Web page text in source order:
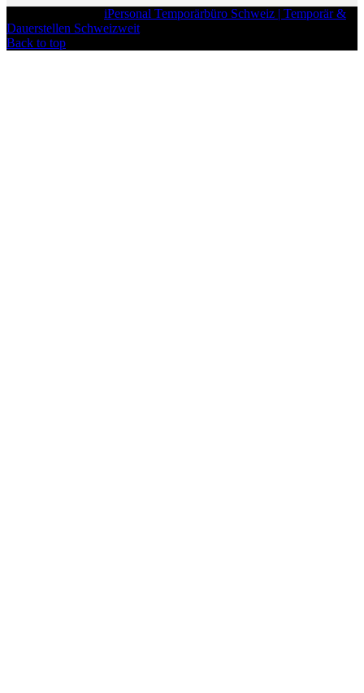
iPersonal Temporärbüro Schweiz | Temporär &
Dauerstellen Schweizweit
Back to top